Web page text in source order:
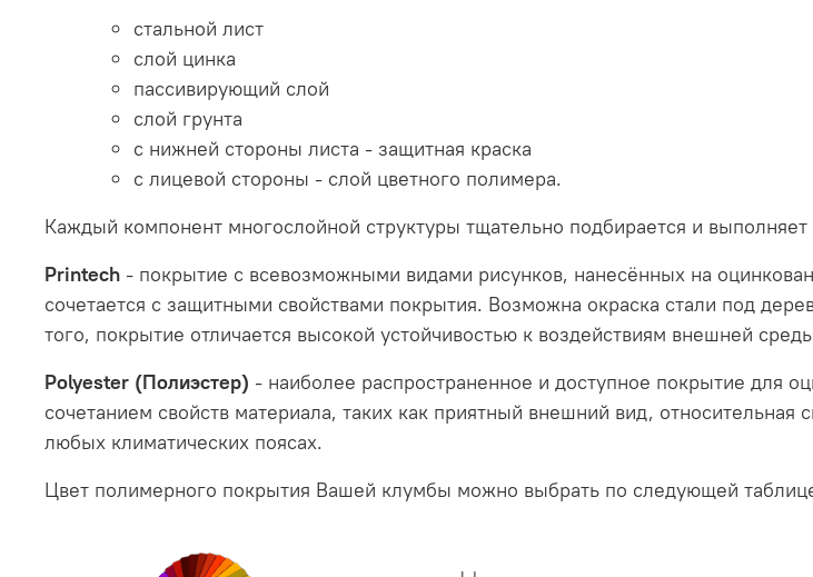
стальной лист
слой цинка
пассивирующий слой
слой грунта
с нижней стороны листа - защитная краска
с лицевой стороны - слой цветного полимера.
Каждый компонент многослойной структуры тщательно подбирается и
Printech - покрытие с всевозможными видами рисунков, нанесённых на
сочетается с защитными свойствами покрытия. Возможна окраска стали под
того, покрытие отличается высокой устойчивостью к воздействиям внешней
Polyester (Полиэстер) - наиболее распространенное и доступное покрытие для
сочетанием свойств материала, таких как приятный внешний вид,
любых климатических поясах.
Цвет полимерного покрытия Вашей клумбы можно выбрать по следующей